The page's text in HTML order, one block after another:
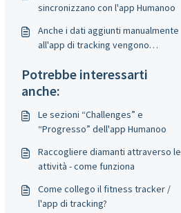
sincronizzano con l'app Humanoo
Anche i dati aggiunti manualmente
all'app di tracking vengono
Potrebbe interessarti
anche:
Le sezioni “Challenges” e
“Progresso” dell'app Humanoo
Raccogliere diamanti attraverso le
attività - come funziona
Come collego il fitness tracker /
l'app di tracking?